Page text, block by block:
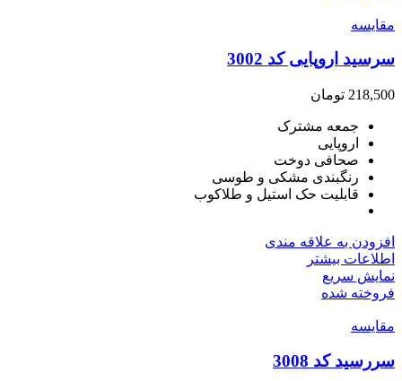
مقايسه
سرسید اروپایی کد 3002
218,500 تومان
جمعه مشترک
اروپایی
صحافی دوخت
رنگبندی مشکی و طوسی
قابلیت حک استیل و طلاکوب
افزودن به علاقه مندی
اطلاعات بیشتر
نمایش سریع
فروخته شده
مقايسه
سررسید کد 3008